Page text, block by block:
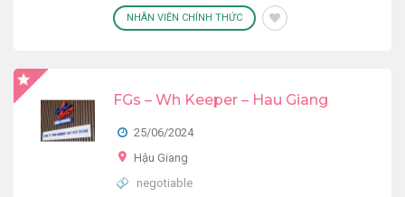
NHÂN VIÊN CHÍNH THỨC
FGs – Wh Keeper – Hau Giang
25/06/2024
Hậu Giang
negotiable